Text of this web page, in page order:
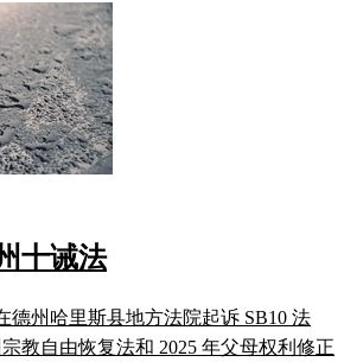
十诫法
德州哈里斯县地方法院起诉 SB10 法
教自由恢复法和 2025 年父母权利修正